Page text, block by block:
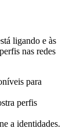
ligando e às
nas redes
para
perfis
a identidades.